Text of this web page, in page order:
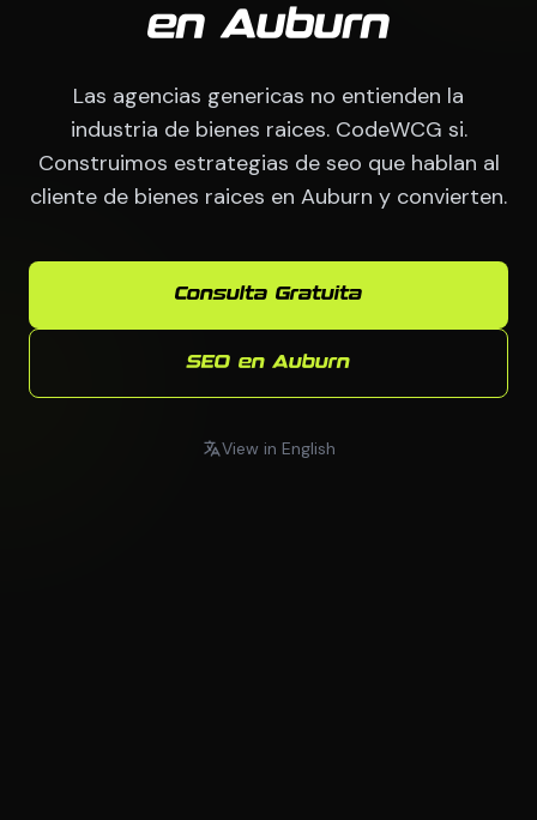
en Auburn
Las agencias genericas no entienden la
industria de bienes raices. CodeWCG si.
Construimos estrategias de seo que hablan al
cliente de bienes raices en Auburn y convierten.
Consulta Gratuita
SEO en Auburn
View in English